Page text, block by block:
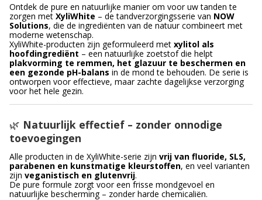
Ontdek de pure en natuurlijke manier om voor uw tanden te
zorgen met XyliWhite – de tandverzorgingsserie van NOW
Solutions, die de ingrediënten van de natuur combineert met
moderne wetenschap.
XyliWhite-producten zijn geformuleerd met xylitol als
hoofdingrediënt – een natuurlijke zoetstof die helpt
plakvorming te remmen, het glazuur te beschermen en
een gezonde pH-balans in de mond te behouden. De serie is
ontworpen voor effectieve, maar zachte dagelijkse verzorging
voor het hele gezin.
🌿 Natuurlijk effectief – zonder onnodige
toevoegingen
Alle producten in de XyliWhite-serie zijn vrij van fluoride, SLS,
parabenen en kunstmatige kleurstoffen, en veel varianten
zijn veganistisch en glutenvrij.
De pure formule zorgt voor een frisse mondgevoel en
natuurlijke bescherming – zonder harde chemicaliën.